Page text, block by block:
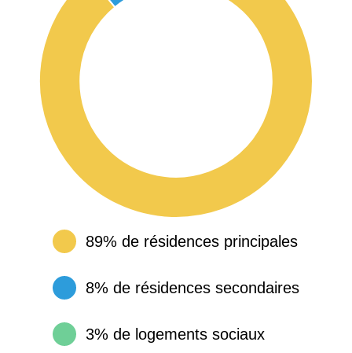
89% de résidences principales
8% de résidences secondaires
3% de logements sociaux